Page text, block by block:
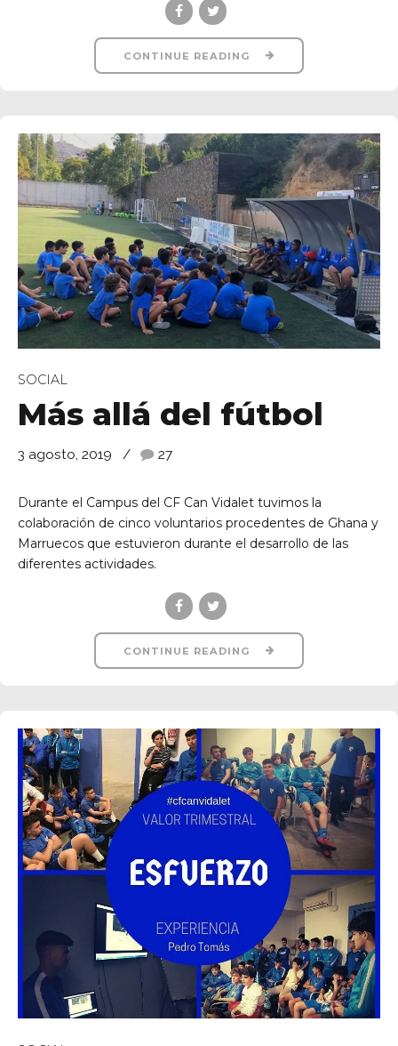
CONTINUE READING
SOCIAL
Más allá del fútbol
3 agosto, 2019 27
Durante el Campus del CF Can Vidalet tuvimos la
colaboración de cinco voluntarios procedentes de Ghana y
Marruecos que estuvieron durante el desarrollo de las
diferentes actividades.
CONTINUE READING